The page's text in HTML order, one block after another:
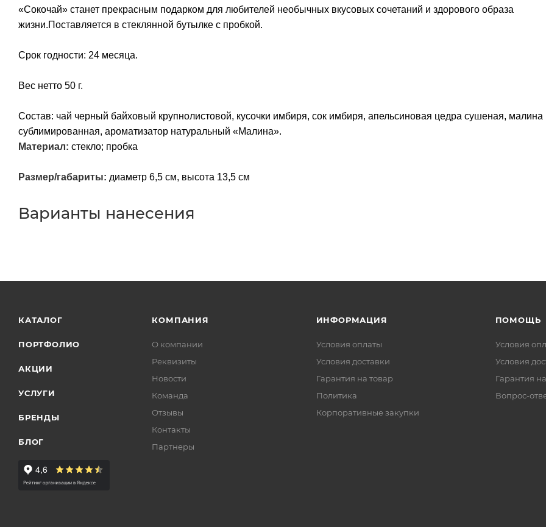
«Сокочай» станет прекрасным подарком для любителей необычных вкусовых сочетаний и здорового образа
жизни.Поставляется в стеклянной бутылке с пробкой.
Срок годности: 24 месяца.
Вес нетто 50 г.
Состав: чай черный байховый крупнолистовой, кусочки имбиря, сок имбиря, апельсиновая цедра сушеная, малина
сублимированная, ароматизатор натуральный «Малина».
Материал: стекло; пробка
Размер/габариты: диаметр 6,5 см, высота 13,5 см
Варианты нанесения
КАТАЛОГ
ПОРТФОЛИО
АКЦИИ
УСЛУГИ
БРЕНДЫ
БЛОГ
КОМПАНИЯ
О компании
Реквизиты
Новости
Команда
Отзывы
Контакты
Партнеры
ИНФОРМАЦИЯ
Условия оплаты
Условия доставки
Гарантия на товар
Политика
Корпоративные закупки
ПОМОЩЬ
Условия
Условия
Гарантия
Вопрос-